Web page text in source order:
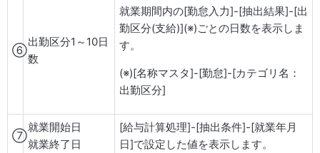
⑥
出勤区分1～10日
数
就業期間内の[勤怠入力]-[抽出結果]-[出
勤区分(支給)](※)ごとの日数を表示しま
す。
(※)[名称マスタ]-[勤怠]-[カテゴリ名：
出勤区分]
⑦
就業開始日
就業終了日
[給与計算処理]-[抽出条件]-[就業年月
日]で設定した値を表示します。